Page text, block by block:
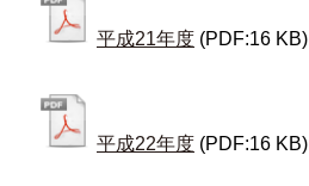
平成21年度 (PDF:16 KB)
平成22年度 (PDF:16 KB)